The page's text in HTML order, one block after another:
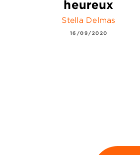
heureux
Stella Delmas
16/09/2020